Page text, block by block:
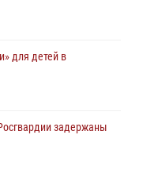
для детей в
задержаны